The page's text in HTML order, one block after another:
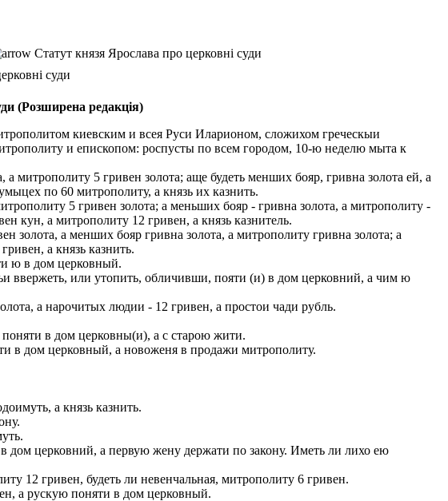
Статут князя Ярослава про церковні суди
суди
(Розширена редакція)
киевским и всея Руси Иларионом, сложихом греческыи
и епископом: роспусты по всем городом, 10-ю неделю мыта к
митрополиту 5 гривен золота; аще будеть менших бояр, гривна золота ей, а
по 60 митрополиту, а князь их казнить.
5 гривен золота; а меньших бояр - гривна золота, а митрополиту -
кун, а митрополиту 12 гривен, а князь казнитель.
а менших бояр гривна золота, а митрополиту гривна золота; а
а князь казнить.
ю в дом церковный.
ввержеть, или утопить, обличивши, пояти (и) в дом церковний, а чим ю
а нарочитых людии - 12 гривен, а простои чади рубль.
в дом церковны(и), а с старою жити.
в дом церковный, а новоженя в продажи митрополиту.
а князь казнить.
дом церковний, а первую жену держати по закону. Иметь ли лихо ею
12 гривен, будеть ли невенчальная, митрополиту 6 гривен.
а рускую поняти в дом церковный.